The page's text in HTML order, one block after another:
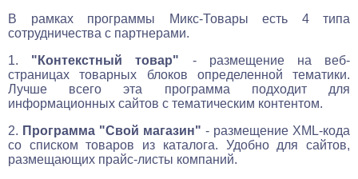
В рамках программы Микс-Товары есть 4 типа
сотрудничества с партнерами.
1. "Контекстный товар" - размещение на веб-
страницах товарных блоков определенной тематики.
Лучше всего эта программа подходит для
информационных сайтов с тематическим контентом.
2. Программа "Свой магазин" - размещение XML-кода
со списком товаров из каталога. Удобно для сайтов,
размещающих прайс-листы компаний.